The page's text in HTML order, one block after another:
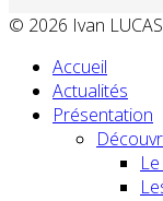
© 2026 Ivan
Accueil
Actualités
Présentation